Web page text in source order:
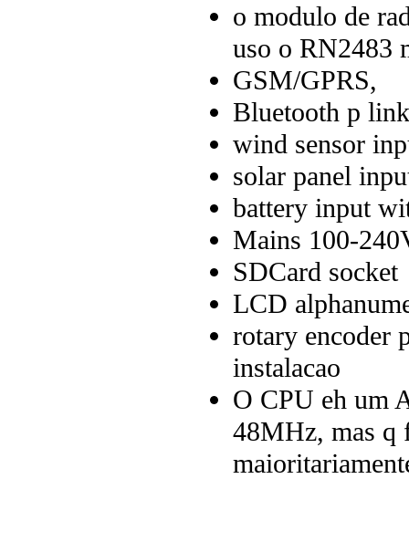
o modulo de
uso o RN2483
GSM/GPRS,
Bluetooth p
wind sensor
solar panel
battery input
Mains 100-
SDCard socket
LCD
rotary encoder
instalacao
O CPU eh um
48MHz, mas q